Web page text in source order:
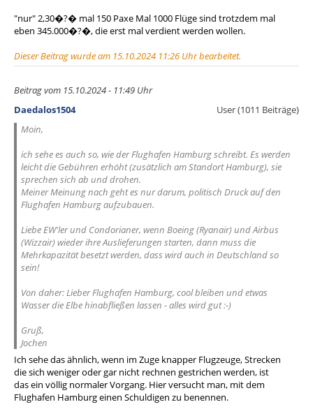
"nur" 2,30�?� mal 150 Paxe Mal 1000 Flüge sind trotzdem mal
eben 345.000�?�, die erst mal verdient werden wollen.
Dieser Beitrag wurde am 15.10.2024 11:26 Uhr bearbeitet.
Beitrag vom 15.10.2024 - 11:49 Uhr
Daedalos1504
User (1011 Beiträge)
Moin,
ich sehe es auch so, wie der Flughafen Hamburg schreibt. Es werden
leicht die Gebühren erhöht (zusätzlich am Standort Hamburg), sie
sprechen sich ab und drohen.
Meiner Meinung nach geht es nur darum, politisch Druck auf den
Flughafen Hamburg aufzubauen.
Liebe EW'ler und Condorianer, wenn Boeing (Ryanair) und Airbus
(Wizzair) wieder ihre Auslieferungen starten, dann muss die
Mehrkapazität besetzt werden, dass wird auch in Deutschland so
sein!
Von daher: Lieber Flughafen Hamburg, cool bleiben und etwas
Wasser die Elbe hinabfließen lassen - alles wird gut :-)
Gruß,
Jochen
Ich sehe das ähnlich, wenn im Zuge knapper Flugzeuge, Strecken
die sich weniger oder gar nicht rechnen gestrichen werden, ist
das ein völlig normaler Vorgang. Hier versucht man, mit dem
Flughafen Hamburg einen Schuldigen zu benennen.